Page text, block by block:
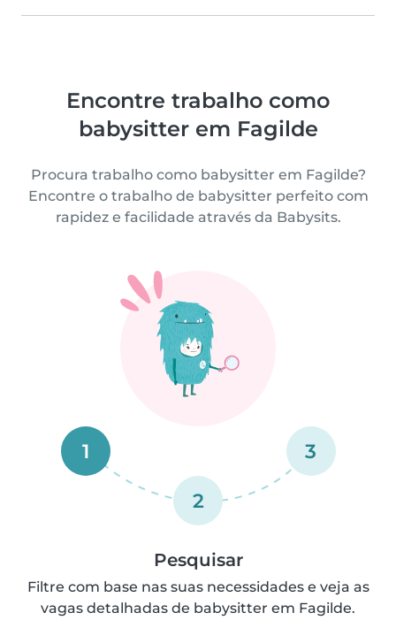
Encontre trabalho como
babysitter em Fagilde
Procura trabalho como babysitter em Fagilde?
Encontre o trabalho de babysitter perfeito com
rapidez e facilidade através da Babysits.
1
2
3
Pesquisar
Filtre com base nas suas necessidades e veja as
vagas detalhadas de babysitter em Fagilde.